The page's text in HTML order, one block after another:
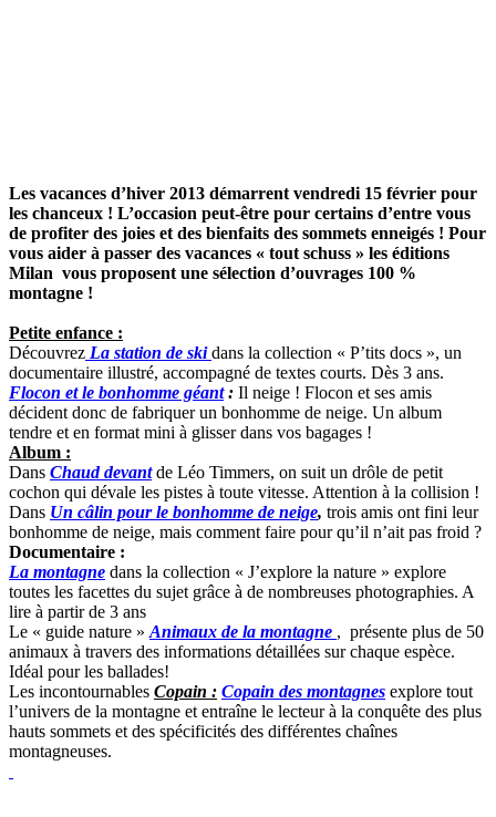
Les vacances d’hiver 2013 démarrent vendredi 15 février pour
les chanceux ! L’occasion peut-être pour certains d’entre vous
de profiter des joies et des bienfaits des sommets enneigés ! Pour
vous aider à passer des vacances « tout schuss » les éditions
Milan vous proposent une sélection d’ouvrages 100 %
montagne !
Petite enfance :
Découvrez La station de ski dans la collection « P’tits docs », un
documentaire illustré, accompagné de textes courts. Dès 3 ans.
Flocon et le bonhomme géant: Il neige ! Flocon et ses amis
décident donc de fabriquer un bonhomme de neige. Un album
tendre et en format mini à glisser dans vos bagages !
Album :
Dans Chaud devantde Léo Timmers, on suit un drôle de petit
cochon qui dévale les pistes à toute vitesse. Attention à la collision !
Dans Un câlin pour le bonhomme de neige, trois amis ont fini leur
bonhomme de neige, mais comment faire pour qu’il n’ait pas froid ?
Documentaire :
La montagne dans la collection « J’explore la nature » explore
toutes les facettes du sujet grâce à de nombreuses photographies. A
lire à partir de 3 ans
Le « guide nature » Animaux de la montagne , présente plus de 50
animaux à travers des informations détaillées sur chaque espèce.
Idéal pour les ballades!
Les incontournables Copain : Copain des montagnes explore tout
l’univers de la montagne et entraîne le lecteur à la conquête des plus
hauts sommets et des spécificités des différentes chaînes
montagneuses.